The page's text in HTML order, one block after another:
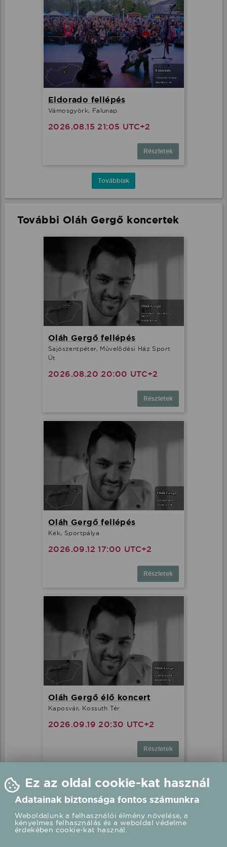
Eldorado fellépés
Vámosgyörk, Falunap
2026.08.15 21:05 UTC+2
Részletek
Továbbiak
További Oláh Gergő koncertek
Oláh Gergő fellépés
Sajószentpéter, Mûvelõdési Ház Sport
Út
2026.08.20 20:00 UTC+2
Részletek
Oláh Gergő fellépés
Kék, Sportpálya
2026.09.12 17:00 UTC+2
Részletek
Oláh Gergő élő koncert
Kaposvár, Kossuth Tér
2026.09.19 20:30 UTC+2
Részletek
Fellépések mostanában
Ez az oldal cookie-kat használ
Adatainak biztonsága fontos számunkra
Weboldalunk a felhasználói élmény növelése, a
kényelmes felhasználás és a weboldal védelme
érdekében cookie-kat használ.